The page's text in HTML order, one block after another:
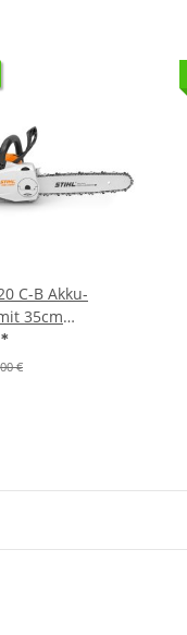
C-B Akku-
35cm
*
€